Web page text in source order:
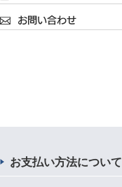
お支払い方法について